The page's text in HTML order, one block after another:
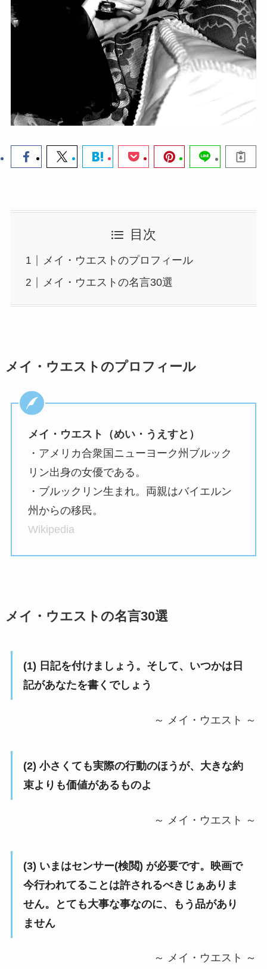
目次
メイ・ウエストのプロフィール
メイ・ウエストの名言30選
メイ・ウエストのプロフィール
メイ・ウエスト（めい・うえすと）
・アメリカ合衆国ニューヨーク州ブルック
リン出身の女優である。
・ブルックリン生まれ。両親はバイエルン
州からの移民。
Wikipedia
メイ・ウエストの名言30選
(1) 日記を付けましょう。そして、いつかは日
記があなたを書くでしょう
～ メイ・ウエスト ～
(2) 小さくても実際の行動のほうが、大きな約
束よりも価値があるものよ
～ メイ・ウエスト ～
(3) いまはセンサー(検閲) が必要です。映画で
今行われてることは許されるべきじぁありま
せん。とても大事な事なのに、もう品があり
ません
～ メイ・ウエスト ～